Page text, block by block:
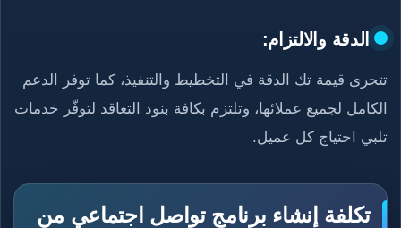
الدقة والالتزام:
تتحرى قيمة تك الدقة في التخطيط والتنفيذ، كما توفر الدعم
الكامل لجميع عملائها، وتلتزم بكافة بنود التعاقد لتوفّر خدمات
تلبي احتياج كل عميل.
تكلفة إنشاء برنامج تواصل اجتماعي من